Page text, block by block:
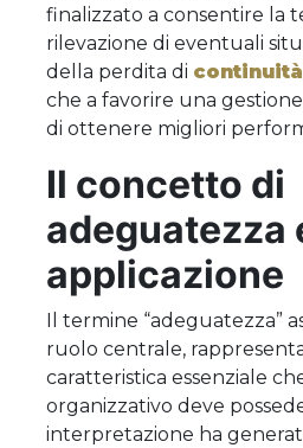
finalizzato a consentire la
rilevazione di eventuali
della perdita di
che a favorire una
di ottenere migliori
Il concetto di
adeguatezza
applicazione
Il termine “adeguatezza”
ruolo centrale,
caratteristica essenziale
organizzativo deve
interpretazione ha